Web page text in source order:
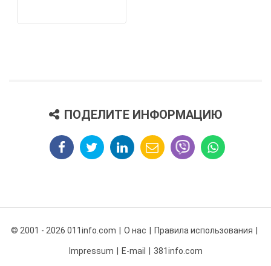
ПОДЕЛИТЕ ИНФОРМАЦИЮ
© 2001 - 2026 011info.com О нас Правила использования
Impressum E-mail 381info.com